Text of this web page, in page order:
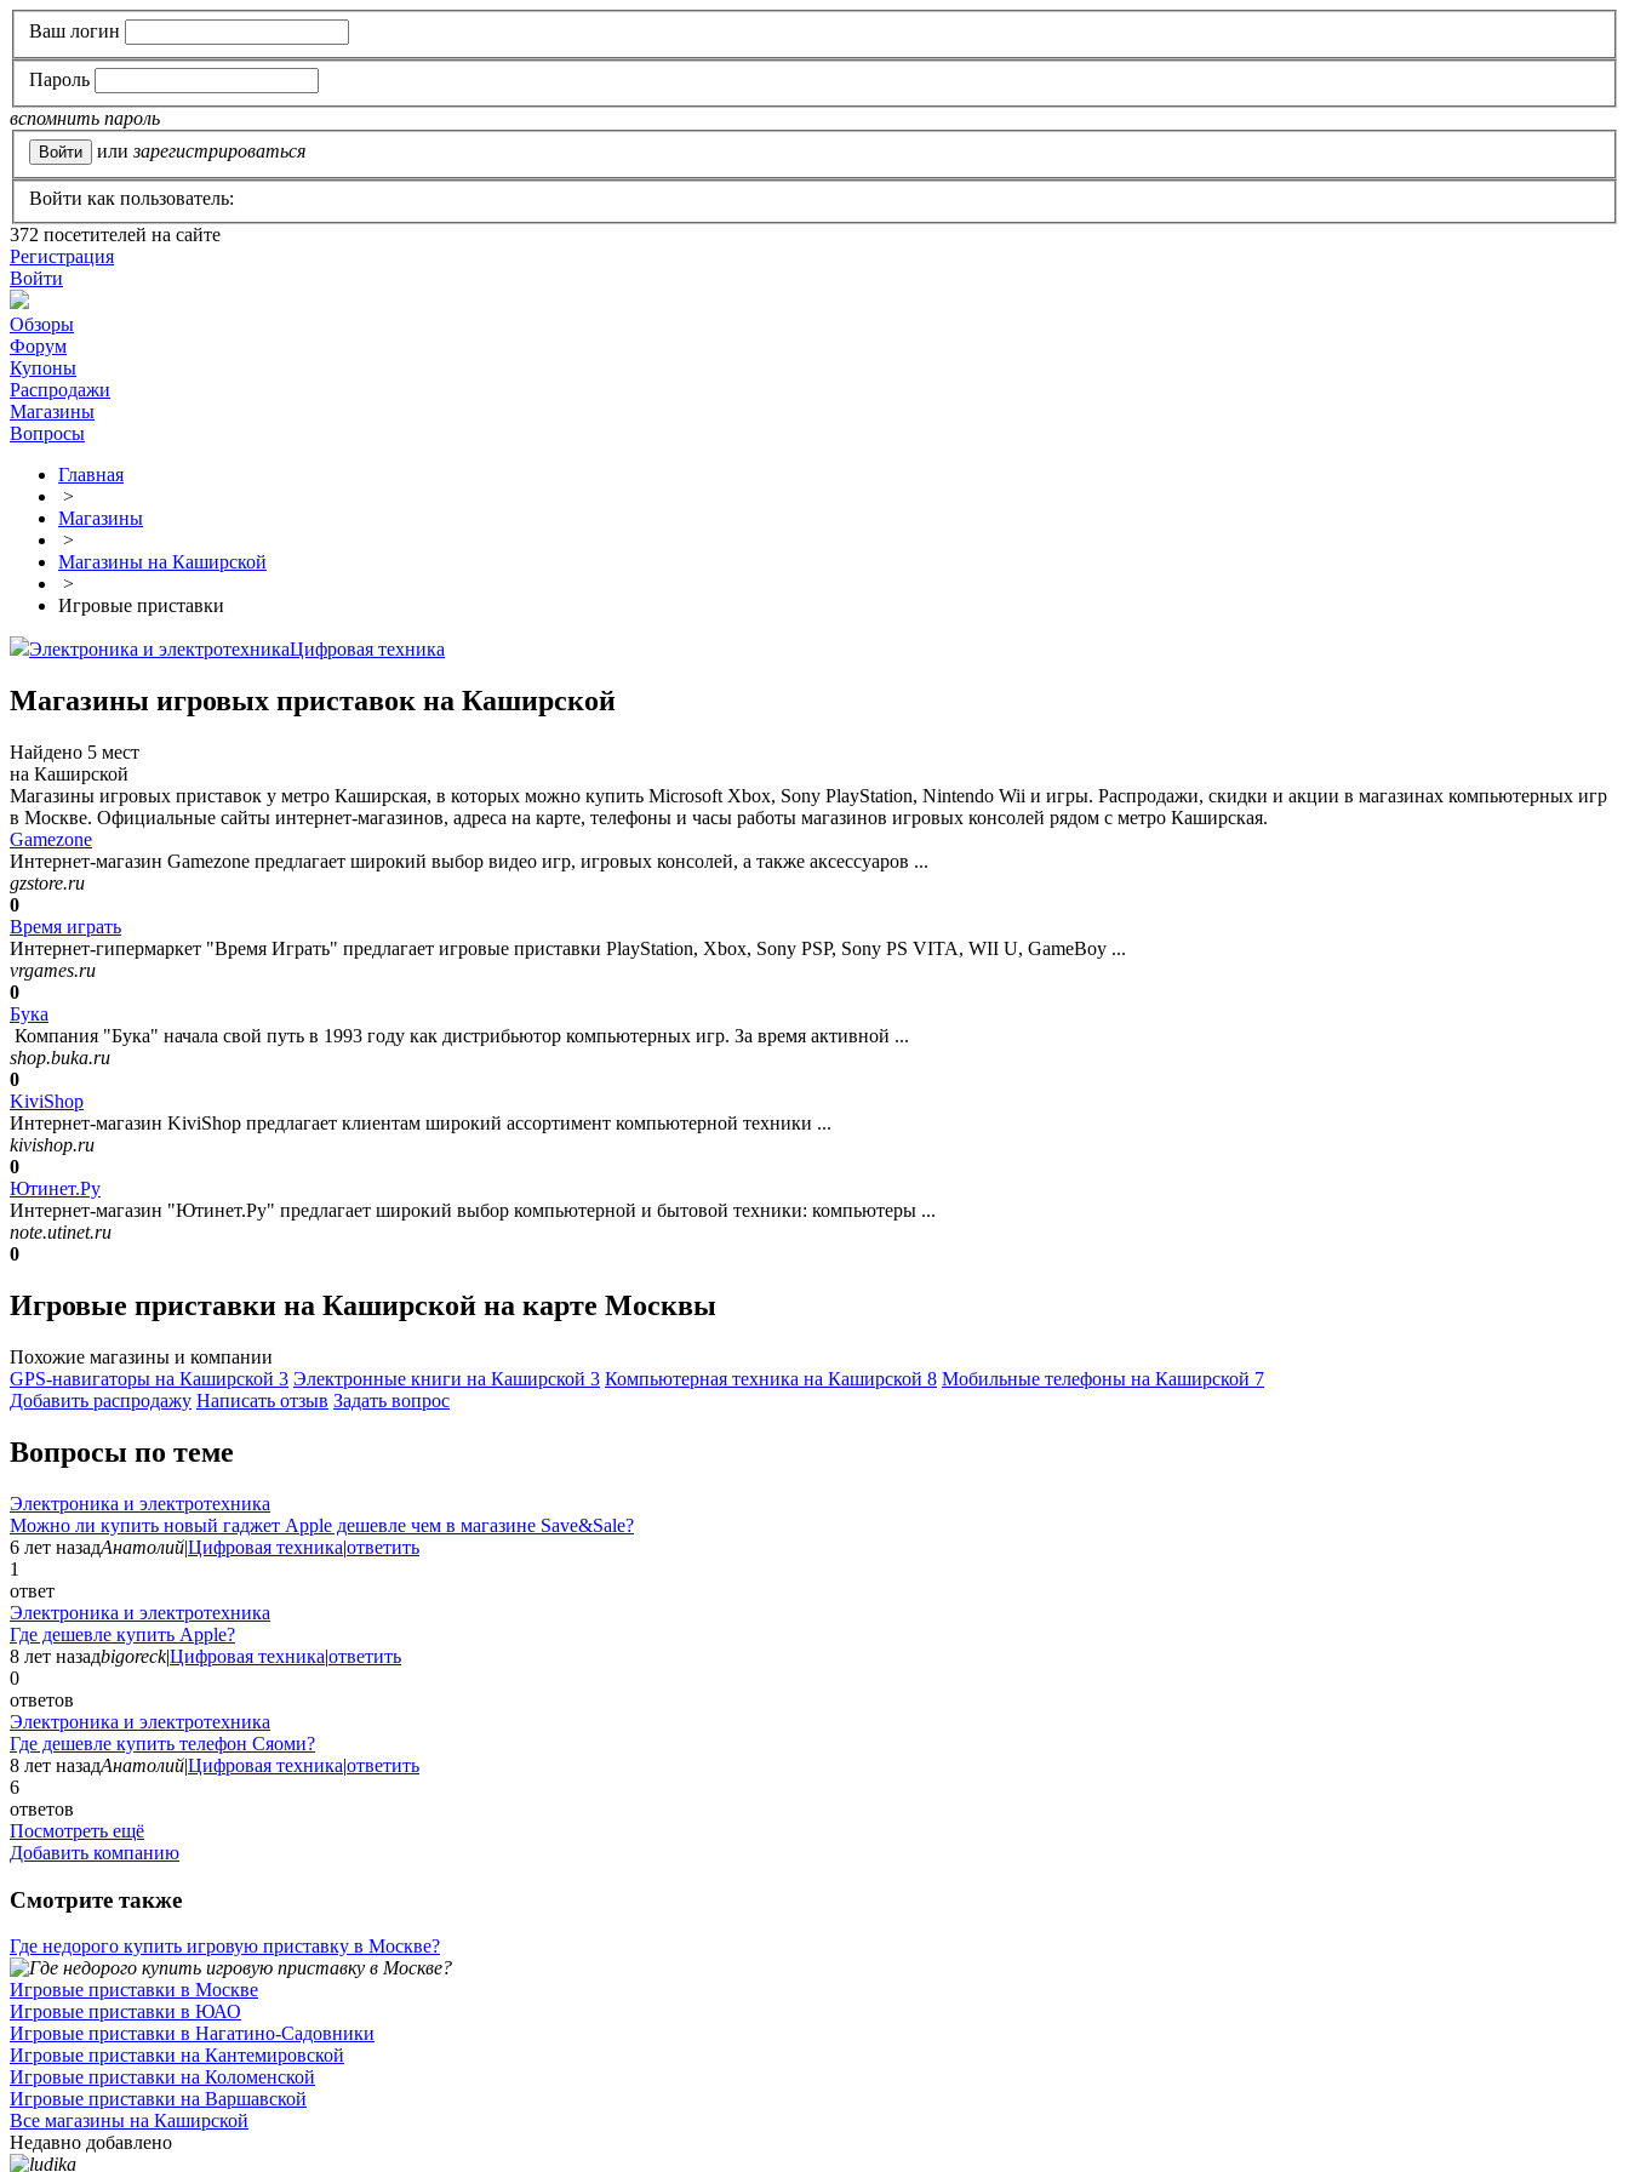
Ваш логин
Пароль
вспомнить пароль
или зарегистрироваться
Войти как пользователь:
372 посетителей на сайте
Регистрация
Войти
Обзоры
Форум
Купоны
Распродажи
Магазины
Вопросы
Главная
>
Магазины
>
Магазины на Каширской
>
Игровые приставки
Электроника и электротехникаЦифровая техника
Магазины игровых приставок на Каширской
Найдено 5 мест
на Каширской
Магазины игровых приставок у метро Каширская, в которых можно купить Microsoft Xbox, Sony PlayStation, Nintendo Wii и игры. Распродажи, скидки и акции в магазинах компьютерных игр
в Москве. Официальные сайты интернет-магазинов, адреса на карте, телефоны и часы работы магазинов игровых консолей рядом с метро Каширская.
Gamezone
Интернет-магазин Gamezone предлагает широкий выбор видео игр, игровых консолей, а также аксессуаров ...
gzstore.ru
0
Время играть
Интернет-гипермаркет "Время Играть" предлагает игровые приставки PlayStation, Xbox, Sony PSP, Sony PS VITA, WII U, GameBoy ...
vrgames.ru
0
Бука
Компания "Бука" начала свой путь в 1993 году как дистрибьютор компьютерных игр. За время активной ...
shop.buka.ru
0
KiviShop
Интернет-магазин KiviShop предлагает клиентам широкий ассортимент компьютерной техники ...
kivishop.ru
0
Ютинет.Ру
Интернет-магазин "Ютинет.Ру" предлагает широкий выбор компьютерной и бытовой техники: компьютеры ...
note.utinet.ru
0
Игровые приставки на Каширской на карте Москвы
Похожие магазины и компании
GPS-навигаторы на Каширской 3 Электронные книги на Каширской 3 Компьютерная техника на Каширской 8 Мобильные телефоны на Каширской 7
Добавить раcпродажу Написать отзыв Задать вопрос
Вопросы по теме
Электроника и электротехника
Можно ли купить новый гаджет Apple дешевле чем в магазине Save&Sale?
6 лет назадАнатолий|Цифровая техника|ответить
1
ответ
Электроника и электротехника
Где дешевле купить Apple?
8 лет назадbigoreck|Цифровая техника|ответить
0
ответов
Электроника и электротехника
Где дешевле купить телефон Сяоми?
8 лет назадАнатолий|Цифровая техника|ответить
6
ответов
Посмотреть ещё
Добавить компанию
Смотрите также
Где недорого купить игровую приставку в Москве?
Игровые приставки в Москве
Игровые приставки в ЮАО
Игровые приставки в Нагатино-Садовники
Игровые приставки на Кантемировской
Игровые приставки на Коломенской
Игровые приставки на Варшавской
Все магазины на Каширской
Недавно добавлено